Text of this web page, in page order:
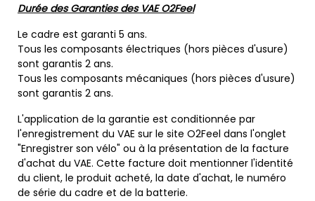
Durée des Garanties des VAE O2Feel
Le cadre est garanti 5 ans.
Tous les composants électriques (hors pièces d'usure)
sont garantis 2 ans.
Tous les composants mécaniques (hors pièces d'usure)
sont garantis 2 ans.
L'application de la garantie est conditionnée par
l'enregistrement du VAE sur le site O2Feel dans l'onglet
"Enregistrer son vélo" ou à la présentation de la facture
d'achat du VAE. Cette facture doit mentionner l'identité
du client, le produit acheté, la date d'achat, le numéro
de série du cadre et de la batterie.